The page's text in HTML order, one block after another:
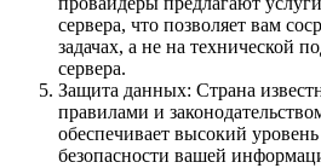
сервера, что позволяет вам
задачах, а не на технической
сервера.
Защита данных: Страна
правилами и
обеспечивает высокий
безопасности вашей